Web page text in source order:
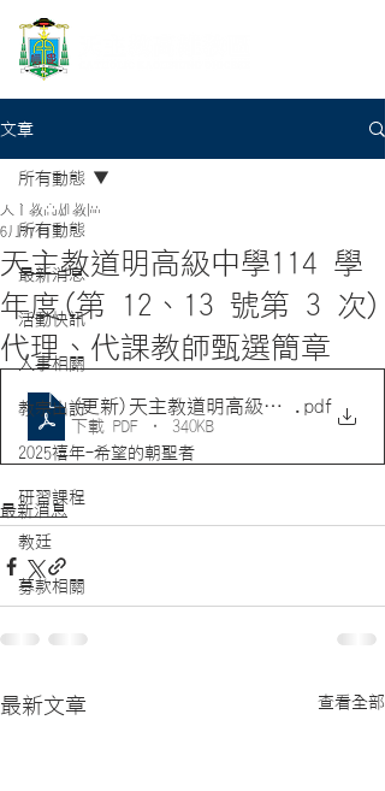
文章
所有動態
最新消息
活動快訊
人事相關
教宗出訪
2025禧年-希望的朝聖者
研習課程
教廷
募款相關
所有動態
天主教道明高級中學114 學
年度(第 12、13 號第 3 次)
代理、代課教師甄選簡章
天主教高雄教區
6月27日
(更新)天主教道明高級中學114學年
.pdf
下載 PDF • 340KB
最新消息
最新文章 查看全部